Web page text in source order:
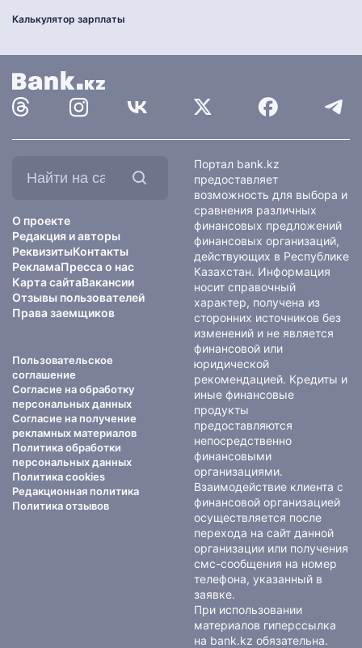
Калькулятор зарплаты
О проекте
Редакция и авторы
РеквизитыКонтакты
РекламаПресса о нас
Карта сайтаВакансии
Отзывы пользователей
Права заемщиков
Пользовательское
соглашение
Согласие на обработку
персональных данных
Согласие на получение
рекламных материалов
Политика обработки
персональных данных
Политика cookies
Редакционная политика
Политика отзывов
Портал bank.kz
предоставляет
возможность для выбора и
сравнения различных
финансовых предложений
финансовых организаций,
действующих в Республике
Казахстан. Информация
носит справочный
характер, получена из
сторонних источников без
изменений и не является
финансовой или
юридической
рекомендацией. Кредиты и
иные финансовые
продукты
предоставляются
непосредственно
финансовыми
организациями.
Взаимодействие клиента с
финансовой организацией
осуществляется после
перехода на сайт данной
организации или получения
смс-сообщения на номер
телефона, указанный в
заявке.
При использовании
материалов гиперссылка
на bank.kz обязательна.